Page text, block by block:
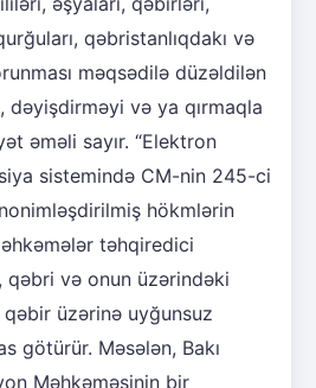
qəbristanlıqdakı və
məqsədilə düzəldilən
və ya qırmaqla
əməli sayır. “Elektron
sistemində CM-nin 245-ci
hökmlərin
təhqiredici
qəbri və onun üzərindəki
qəbir üzərinə uyğunsuz
götürür. Məsələn, Bakı
Məhkəməsinin bir